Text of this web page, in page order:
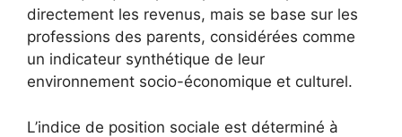
directement les revenus, mais se base sur les
professions des parents, considérées comme
un indicateur synthétique de leur
environnement socio-économique et culturel.
L’indice de position sociale est déterminé à